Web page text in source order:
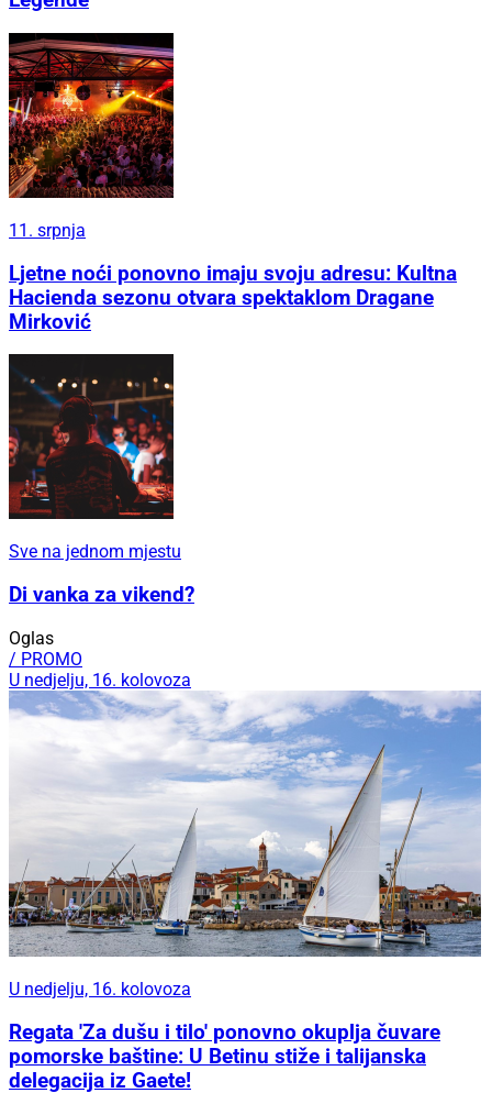
11. srpnja
Ljetne noći ponovno imaju svoju adresu: Kultna
Hacienda sezonu otvara spektaklom Dragane
Mirković
Sve na jednom mjestu
Di vanka za vikend?
Oglas
/ PROMO
U nedjelju, 16. kolovoza
U nedjelju, 16. kolovoza
Regata 'Za dušu i tilo' ponovno okuplja čuvare
pomorske baštine: U Betinu stiže i talijanska
delegacija iz Gaete!